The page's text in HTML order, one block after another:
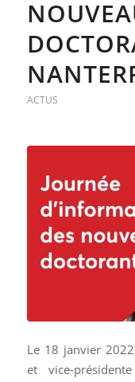
ACTUS
Le 18 janvier
et vice-